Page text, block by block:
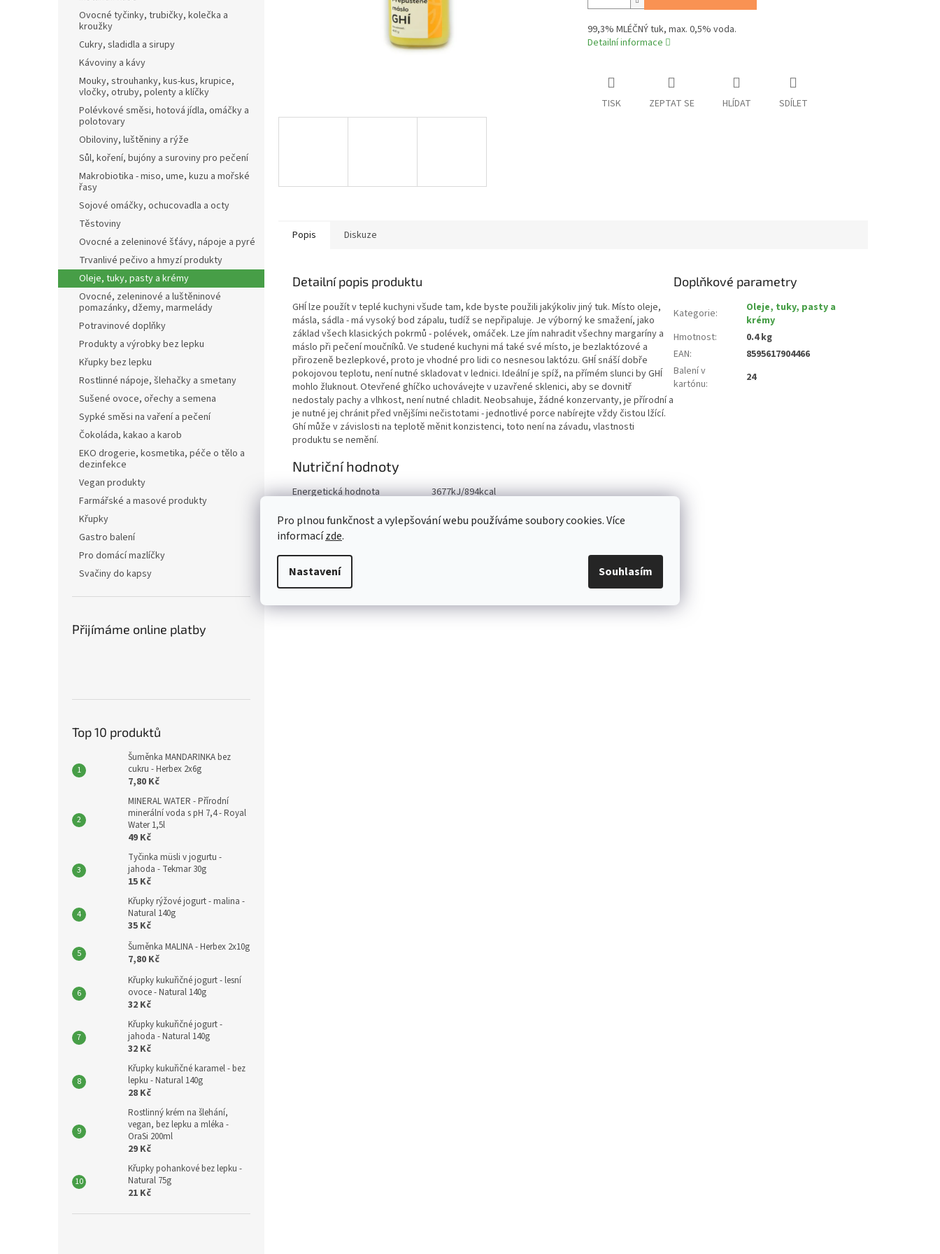
Pro plnou funkčnost a vylepšování webu používáme soubory cookies. Více
informacízde.
Nastavení Souhlasím
Ovocné tyčinky, trubičky, kolečka a
kroužky
Cukry, sladidla a sirupy
Kávoviny a kávy
Mouky, strouhanky, kus-kus, krupice,
vločky, otruby, polenty a klíčky
Polévkové směsi, hotová jídla, omáčky a
polotovary
Obiloviny, luštěniny a rýže
Sůl, koření, bujóny a suroviny pro pečení
Makrobiotika - miso, ume, kuzu a mořské
řasy
Sojové omáčky, ochucovadla a octy
Těstoviny
Ovocné a zeleninové šťávy, nápoje a pyré
Trvanlivé pečivo a hmyzí produkty
Oleje, tuky, pasty a krémy
Ovocné, zeleninové a luštěninové
pomazánky, džemy, marmelády
Potravinové doplňky
Produkty a výrobky bez lepku
Křupky bez lepku
Rostlinné nápoje, šlehačky a smetany
Sušené ovoce, ořechy a semena
Sypké směsi na vaření a pečení
Čokoláda, kakao a karob
EKO drogerie, kosmetika, péče o tělo a
dezinfekce
Vegan produkty
Farmářské a masové produkty
Křupky
Gastro balení
Pro domácí mazlíčky
Svačiny do kapsy
Přijímáme online platby
Top 10 produktů
Šuměnka MANDARINKA bez
cukru - Herbex 2x6g
7,80 Kč
MINERAL WATER - Přírodní
minerální voda s pH 7,4 - Royal
Water 1,5l
49 Kč
Tyčinka müsli v jogurtu -
jahoda - Tekmar 30g
15 Kč
Křupky rýžové jogurt - malina -
Natural 140g
35 Kč
Šuměnka MALINA - Herbex 2x10g
7,80 Kč
Křupky kukuřičné jogurt - lesní
ovoce - Natural 140g
32 Kč
Křupky kukuřičné jogurt -
jahoda - Natural 140g
32 Kč
Křupky kukuřičné karamel - bez
lepku - Natural 140g
28 Kč
Rostlinný krém na šlehání,
vegan, bez lepku a mléka -
OraSi 200ml
29 Kč
Křupky pohankové bez lepku -
Natural 75g
21 Kč
99,3% MLÉČNÝ tuk, max. 0,5% voda.
Detailní informace
TISK ZEPTAT SE HLÍDAT SDÍLET
Popis Diskuze
Detailní popis produktu
GHÍ lze použít v teplé kuchyni všude tam, kde byste použili jakýkoliv jiný tuk. Místo oleje,
másla, sádla - má vysoký bod zápalu, tudíž se nepřipaluje. Je výborný ke smažení, jako
základ všech klasických pokrmů - polévek, omáček. Lze jím nahradit všechny margaríny a
máslo při pečení moučníků. Ve studené kuchyni má také své místo, je bezlaktózové a
přirozeně bezlepkové, proto je vhodné pro lidi co nesnesou laktózu. GHÍ snáší dobře
pokojovou teplotu, není nutné skladovat v lednici. Ideální je spíž, na přímém slunci by GHÍ
mohlo žluknout. Otevřené ghíčko uchovávejte v uzavřené sklenici, aby se dovnitř
nedostaly pachy a vlhkost, není nutné chladit. Neobsahuje, žádné konzervanty, je přírodní a
je nutné jej chránit před vnějšími nečistotami - jednotlivé porce nabírejte vždy čistou lžící.
Ghí může v závislosti na teplotě měnit konzistenci, toto není na závadu, vlastnosti
produktu se nemění.
Nutriční hodnoty
Energetická hodnota
3677kJ/894kcal
z toho nasycené mastné kyseliny59,58g
Sacharidy
z toho cukry
Vláknina
Bílkoviny
Sůl
Doplňkové parametry
Kategorie:
Oleje, tuky, pasty a
krémy
Hmotnost:
0.4 kg
EAN:
8595617904466
Balení v
kartónu: 24